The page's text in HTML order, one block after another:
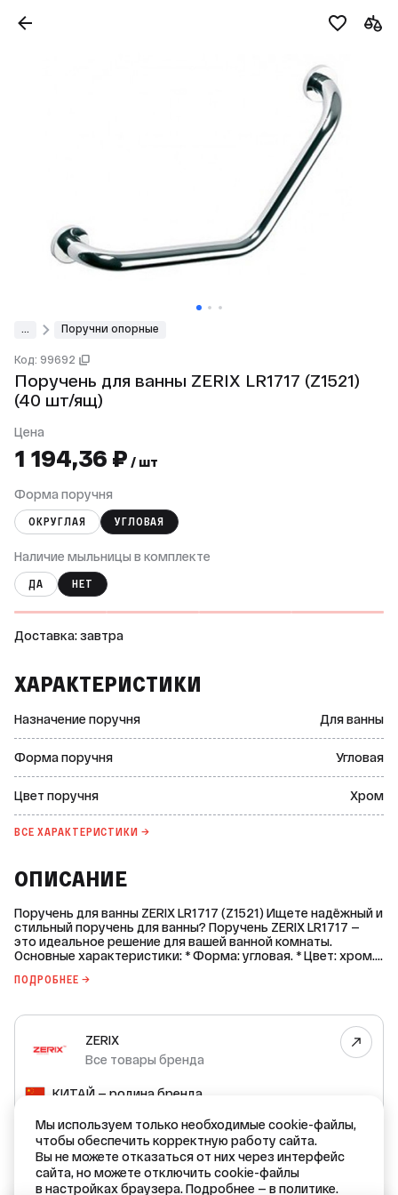
Поручни опорные
Код: 99692
Поручень для ванны ZERIX LR1717 (Z1521)
(40 шт/ящ)
Цена
1 194,36 ₽ / шт
Форма поручня
ОКРУГЛАЯ УГЛОВАЯ
Наличие мыльницы в комплекте
ДА НЕТ
Доставка: завтра
ХАРАКТЕРИСТИКИ
Назначение поручня Для ванны
Форма поручня Угловая
Цвет поручня Хром
ВСЕ ХАРАКТЕРИСТИКИ →
ОПИСАНИЕ
Поручень для ванны ZERIX LR1717 (Z1521) Ищете надёжный и
стильный поручень для ванны? Поручень ZERIX LR1717 —
это идеальное решение для вашей ванной комнаты.
Основные характеристики: * Форма: угловая. * Цвет: хром. *
глянцевая. * Вид крепления: дюбель-шуруп. * Способ
Глубина без упаковки: 88 мм. * Ширина без упаковки: 457
мм. Преимущества: * Надёжность: поручень изготовлен из
прочной нержавеющей стали, что обеспечивает его
долговечность и устойчивость к коррозии. * Эстетика:
глянцевый хромовый цвет поручня придаст вашей ванной
комнате современный и стильный вид. * Удобство
монтажа: настенный способ монтажа с помощью дюбель-
комплекте с поручнем поставляются все необходимые
крепления и настенный держатель. Гарантия
производителя — 1 год. Сделайте вашу ванную комнату
безопасной и стильной с поручнем ZERIX LR1717!
ПОДРОБНЕЕ →
ZERIX
Все товары бренда
КИТАЙ — родина бренда
КИТАЙ — страна производства
Гарантия производителя: 1 год
Мы используем только необходимые cookie-файлы,
чтобы обеспечить корректную работу сайта.
Вы не можете отказаться от них через интерфейс
сайта, но можете отключить cookie-файлы
в настройках браузера. Подробнее — в политике.